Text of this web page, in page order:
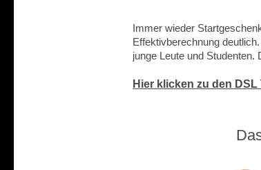
Immer wieder
Effektivberechnung
junge Leute und Studenten.
Hier klicken zu den